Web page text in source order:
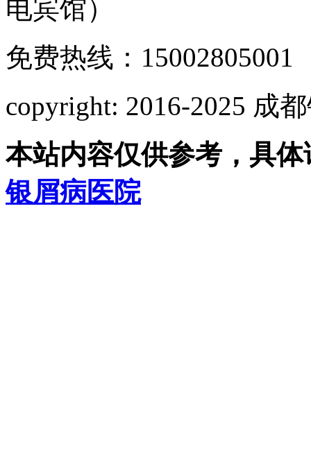
电宾馆）
免费热线：15002805001
copyright: 2016-2025 成
本站内容仅供参考，具
银屑病医院